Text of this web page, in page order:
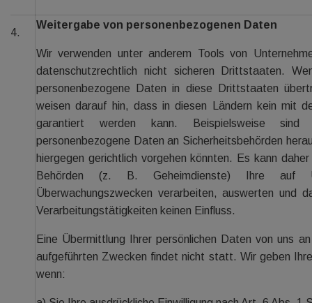
4.
Weitergabe von personenbezogenen Daten
Wir verwenden unter anderem Tools von
datenschutzrechtlich nicht sicheren Drittstaaten.
personenbezogene Daten in diese Drittstaaten
weisen darauf hin, dass in diesen Ländern kein mit
garantiert werden kann. Beispielsweise sind
personenbezogene Daten an Sicherheitsbehörden
hiergegen gerichtlich vorgehen könnten. Es kann
Behörden (z. B. Geheimdienste) Ihre auf
Überwachungszwecken verarbeiten, auswerten und
Verarbeitungstätigkeiten keinen Einfluss.
Eine Übermittlung Ihrer persönlichen Daten von uns
aufgeführten Zwecken findet nicht statt. Wir geben
wenn: